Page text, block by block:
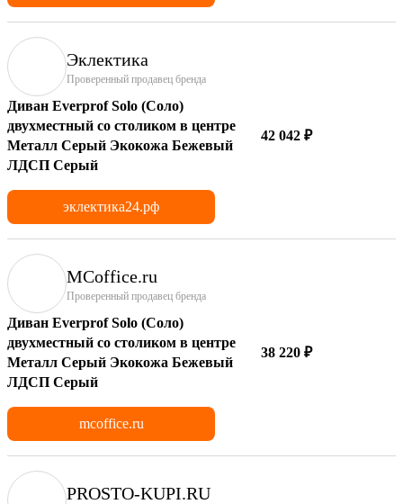
Эклектика
Проверенный продавец бренда
Диван Everprof Solo (Соло)
двухместный со столиком в центре
Металл Серый Экокожа Бежевый
ЛДСП Серый
42 042 ₽
эклектика24.рф
MCoffice.ru
Проверенный продавец бренда
Диван Everprof Solo (Соло)
двухместный со столиком в центре
Металл Серый Экокожа Бежевый
ЛДСП Серый
38 220 ₽
mcoffice.ru
PROSTO-KUPI.RU